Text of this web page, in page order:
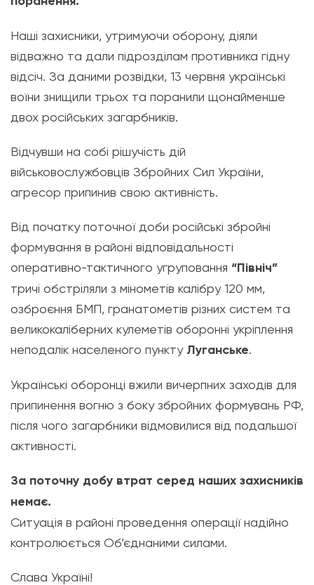
Наші захисники, утримуючи оборону, діяли
відважно та дали підрозділам противника гідну
відсіч. За даними розвідки, 13 червня українські
воїни знищили трьох та поранили щонайменше
двох російських загарбників.
Відчувши на собі рішучість дій
військовослужбовців Збройних Сил України,
агресор припинив свою активність.
Від початку поточної доби російські збройні
формування в районі відповідальності
оперативно-тактичного угруповання “Північ”
тричі обстріляли з мінометів калібру 120 мм,
озброєння БМП, гранатометів різних систем та
великокаліберних кулеметів оборонні укріплення
неподалік населеного пункту Луганське.
Українські оборонці вжили вичерпних заходів для
припинення вогню з боку збройних формувань РФ,
після чого загарбники відмовилися від подальшої
активності.
За поточну добу втрат серед наших захисників
немає.
Ситуація в районі проведення операції надійно
контролюється Об’єднаними силами.
Слава Україні!